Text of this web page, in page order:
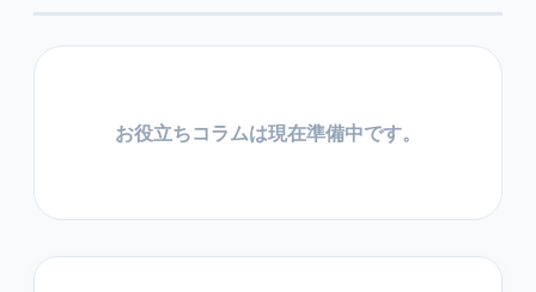
お役立ちコラムは現在準備中です。